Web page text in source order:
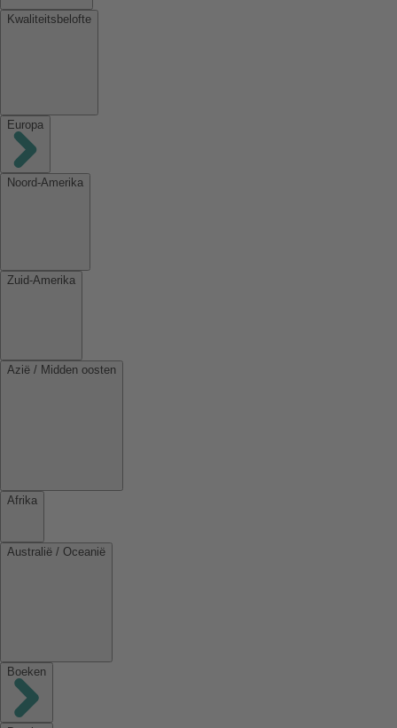
Kwaliteitsbelofte
Europa
Noord-Amerika
Zuid-Amerika
Azië / Midden oosten
Afrika
Australië / Oceanië
Boeken